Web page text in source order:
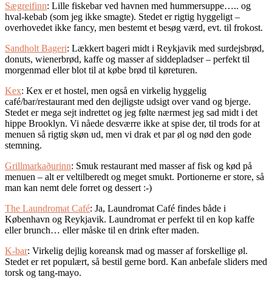
Sægreifinn: Lille fiskebar ved havnen med hummersuppe….. og
hval-kebab (som jeg ikke smagte). Stedet er rigtig hyggeligt –
overhovedet ikke fancy, men bestemt et besøg værd, evt. til frokost.
Sandholt Bageri: Lækkert bageri midt i Reykjavik med surdejsbrød,
donuts, wienerbrød, kaffe og masser af siddepladser – perfekt til
morgenmad eller blot til at købe brød til køreturen.
Kex: Kex er et hostel, men også en virkelig hyggelig
café/bar/restaurant med den dejligste udsigt over vand og bjerge.
Stedet er mega sejt indrettet og jeg følte nærmest jeg sad midt i det
hippe Brooklyn. Vi nåede desværre ikke at spise der, til trods for at
menuen så rigtig skøn ud, men vi drak et par øl og nød den gode
stemning.
Grillmarkaðurinn: Smuk restaurant med masser af fisk og kød på
menuen – alt er veltilberedt og meget smukt. Portionerne er store, så
man kan nemt dele forret og dessert :-)
The Laundromat Café: Ja, Laundromat Café findes både i
København og Reykjavik. Laundromat er perfekt til en kop kaffe
eller brunch… eller måske til en drink efter maden.
K-bar: Virkelig dejlig koreansk mad og masser af forskellige øl.
Stedet er ret populært, så bestil gerne bord. Kan anbefale sliders med
torsk og tang-mayo.